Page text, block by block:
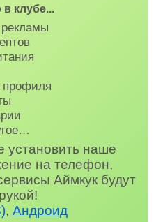
в клубе...
профиля
установить наше
на телефон,
Аймкук будут
,Андроид